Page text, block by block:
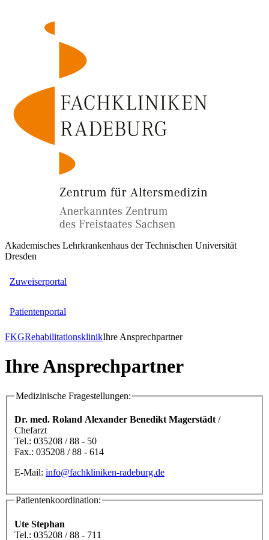
Akademisches Lehrkrankenhaus der Technischen Universität
Dresden
Zuweiserportal
Patientenportal
FKGRehabilitationsklinikIhre Ansprechpartner
Ihre Ansprechpartner
Medizinische Fragestellungen:
Dr. med. Roland Alexander Benedikt Magerstädt/
Chefarzt
Tel.: 035208 / 88 - 50
Fax.: 035208 / 88 - 614
E-Mail: info@fachkliniken-radeburg.de
Patientenkoordination:
Ute Stephan
Tel.: 035208 / 88 - 711